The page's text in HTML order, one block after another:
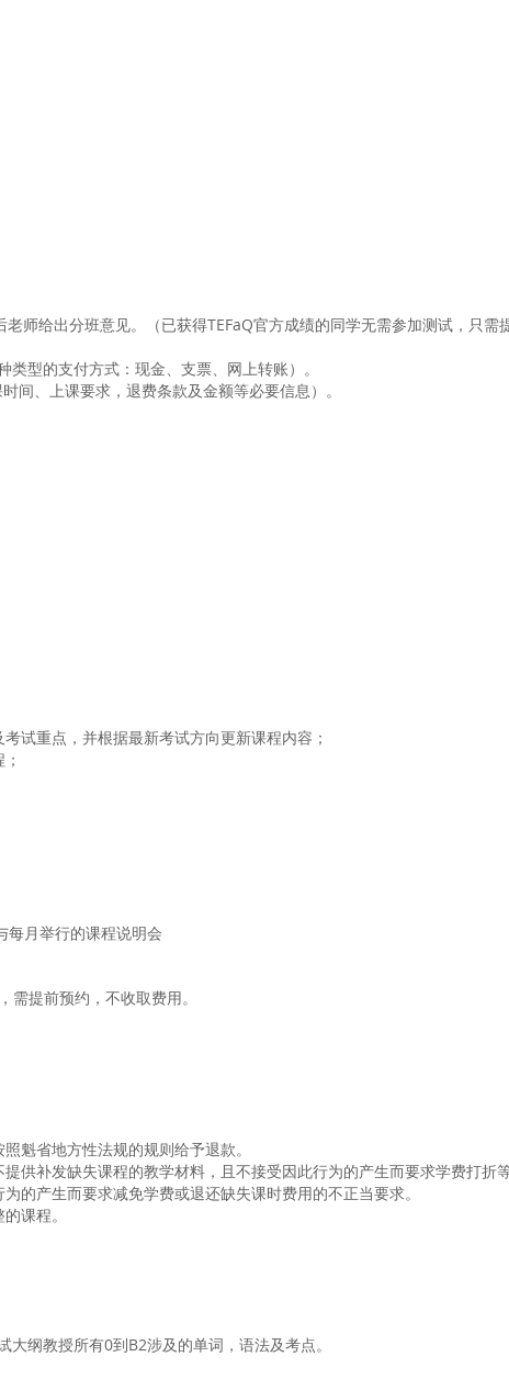
师给出分班意见。（已获得TEFaQ官方成绩的同学无需参加测试，只需
型的支付方式：现金、支票、网上转账）。
间、上课要求，退费条款及金额等必要信息）。
试重点，并根据最新考试方向更新课程内容；
月举行的课程说明会
提前预约，不收取费用。
魁省地方性法规的规则给予退款。
供补发缺失课程的教学材料，且不接受因此行为的产生而要求学费打折等
的产生而要求减免学费或退还缺失课时费用的不正当要求。
课程。
纲教授所有0到B2涉及的单词，语法及考点。